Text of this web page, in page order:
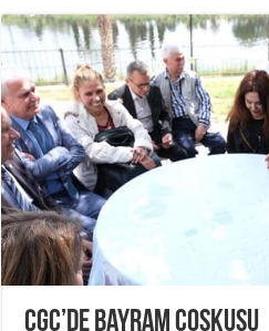
ÇGC’de bayram coşkusu